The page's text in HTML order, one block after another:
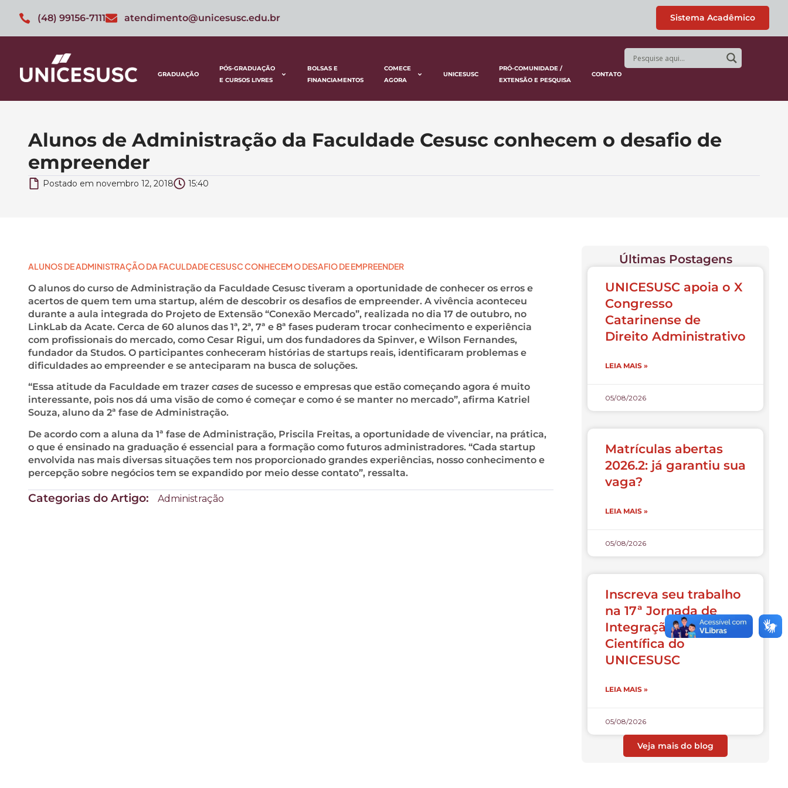
(48) 99156-7111 atendimento@unicesusc.edu.br Sistema Acadêmico
GRADUAÇÃO
PÓS-GRADUAÇÃO
E CURSOS LIVRES
BOLSAS E
FINANCIAMENTOS
COMECE
AGORA
UNICESUSC
PRÓ-COMUNIDADE /
EXTENSÃO E PESQUISA
CONTATO
Alunos de Administração da Faculdade Cesusc conhecem o desafio de
empreender
Postado em novembro 12, 2018 15:40
ALUNOS DE ADMINISTRAÇÃO DA FACULDADE CESUSC CONHECEM O DESAFIO DE EMPREENDER
O alunos do curso de Administração da Faculdade Cesusc tiveram a oportunidade de conhecer os erros e
acertos de quem tem uma startup, além de descobrir os desafios de empreender. A vivência aconteceu
durante a aula integrada do Projeto de Extensão “Conexão Mercado”, realizada no dia 17 de outubro, no
LinkLab da Acate. Cerca de 60 alunos das 1ª, 2ª, 7ª e 8ª fases puderam trocar conhecimento e experiência
com profissionais do mercado, como Cesar Rigui, um dos fundadores da Spinver, e Wilson Fernandes,
fundador da Studos. O participantes conheceram histórias de startups reais, identificaram problemas e
dificuldades ao empreender e se anteciparam na busca de soluções.
“Essa atitude da Faculdade em trazer cases de sucesso e empresas que estão começando agora é muito
interessante, pois nos dá uma visão de como é começar e como é se manter no mercado”, afirma Katriel
Souza, aluno da 2ª fase de Administração.
De acordo com a aluna da 1ª fase de Administração, Priscila Freitas, a oportunidade de vivenciar, na prática,
o que é ensinado na graduação é essencial para a formação como futuros administradores. “Cada startup
envolvida nas mais diversas situações tem nos proporcionado grandes experiências, nosso conhecimento e
percepção sobre negócios tem se expandido por meio desse contato”, ressalta.
Categorias do Artigo: Administração
Últimas Postagens
UNICESUSC apoia o X
Congresso
Catarinense de
Direito Administrativo
LEIA MAIS »
05/08/2026
Matrículas abertas
2026.2: já garantiu sua
vaga?
LEIA MAIS »
05/08/2026
Inscreva seu trabalho
na 17ª Jornada de
Integração e Iniciação
Científica do
UNICESUSC
LEIA MAIS »
05/08/2026
Veja mais do blog